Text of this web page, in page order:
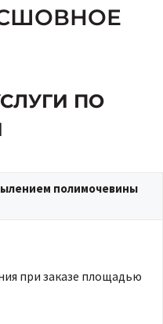
ПО
полимочевины
при заказе площадью